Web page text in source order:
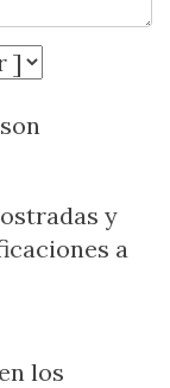
y
a
los